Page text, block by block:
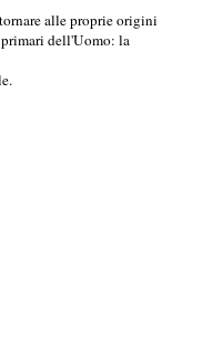
alle proprie origini
dell'Uomo: la